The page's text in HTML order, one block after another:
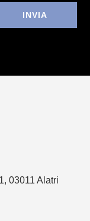
INVIA
03011 Alatri